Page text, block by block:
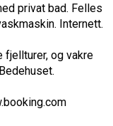
privat bad. Felles
Internett.
fjellturer, og vakre